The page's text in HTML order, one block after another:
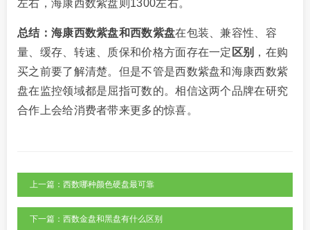
左右，海康西数紫盘则1300左右。
总结：海康西数紫盘和西数紫盘在包装、兼容性、容
量、缓存、转速、质保和价格方面存在一定 区别 ，在购
买之前要了解清楚。但是不管是西数紫盘和海康西数紫
盘在监控领域都是屈指可数的。相信这两个品牌在研究
合作上会给消费者带来更多的惊喜。
上一篇：西数哪种颜色硬盘最可靠
下一篇：西数金盘和黑盘有什么区别